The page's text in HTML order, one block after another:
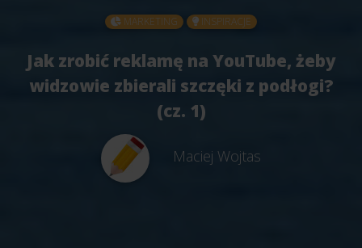
MARKETING INSPIRACJE
Jak zrobić reklamę na YouTube, żeby
widzowie zbierali szczęki z podłogi?
(cz. 1)
Maciej Wojtas